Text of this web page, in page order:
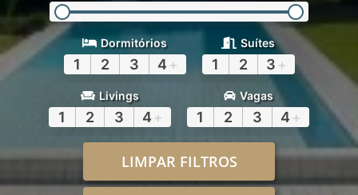
Dormitórios
1 2 3 4 +
Suítes
1 2 3 +
Livings
1 2 3 4 +
Vagas
1 2 3 4 +
LIMPAR FILTROS